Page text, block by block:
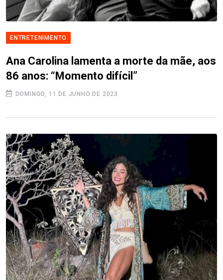
ENTRETENIMENTO
Ana Carolina lamenta a morte da mãe, aos
86 anos: “Momento difícil”
DOMINGO, 11 DE JUNHO DE 2023